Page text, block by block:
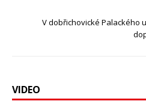
V dobřichovické Palackého
VIDEO